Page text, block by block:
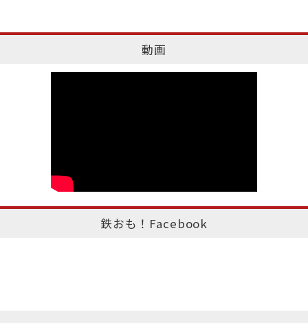
動画
鉄おも！Facebook